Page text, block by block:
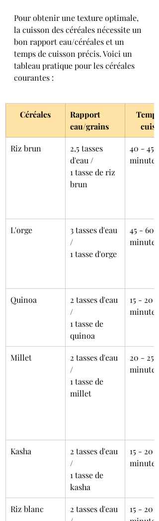
Pour obtenir une texture optimale,
la cuisson des céréales nécessite un
bon rapport eau/céréales et un
temps de cuisson précis. Voici un
tableau pratique pour les céréales
courantes :
Céréales
Rapport
eau/grains
Riz brun
2,5 tasses
d'eau /
1 tasse de riz
brun
40 - 45
minutes
L'orge
3 tasses d'eau
/
1 tasse d'orge
45 - 60
minutes
Quinoa
2 tasses d'eau
/
1 tasse de
quinoa
15 - 20
minutes
Millet
2 tasses d'eau
/
1 tasse de
millet
20 - 25
minutes
Kasha
2 tasses d'eau
/
1 tasse de
kasha
15 - 20
minutes
Riz blanc
2 tasses d'eau
15 - 20